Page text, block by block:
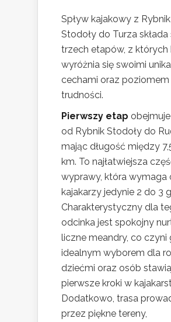
Spływ kajakowy z Rybnik
Stodoły do Turza składa
trzech etapów, z których
wyróżnia się swoimi
cechami oraz poziomem
trudności.
Pierwszy etap
od Rybnik Stodoły do
mając długość między
km. To najłatwiejsza
wyprawy, która wymaga
kajakarzy jedynie 2 do 3
Charakterystyczny dla
odcinka jest spokojny
liczne meandry, co czyni
idealnym wyborem dla
dziećmi oraz osób
pierwsze kroki w
Dodatkowo, trasa
przez piękne tereny,